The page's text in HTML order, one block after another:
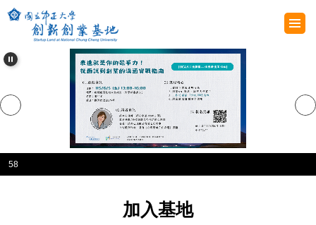
跳
要
容
區
58
加入基地